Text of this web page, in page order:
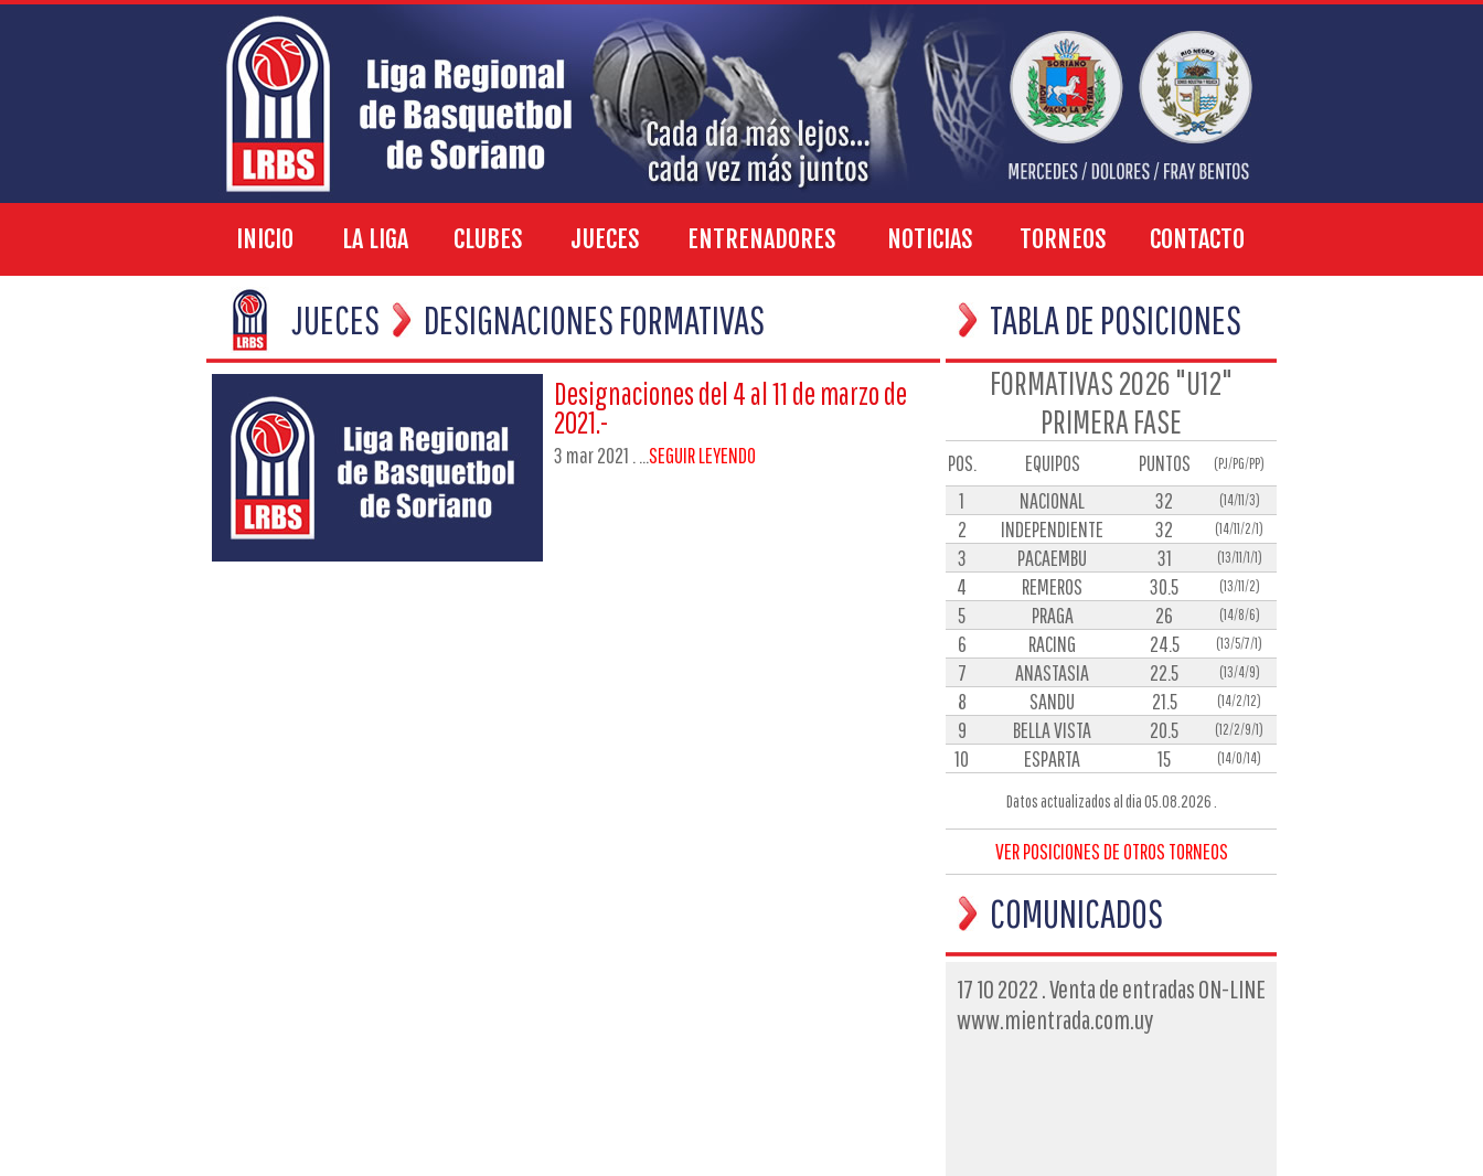
INICIO LA LIGA CLUBES JUECES ENTRENADORES NOTICIAS TORNEOS CONTACTO
JUECES DESIGNACIONES FORMATIVAS
Designaciones del 4 al 11 de marzo de
2021.-
3 mar 2021 . ...SEGUIR LEYENDO
TABLA DE POSICIONES
FORMATIVAS 2026 "U12"
PRIMERA FASE
POS. EQUIPOS PUNTOS (PJ/PG/PP)
1 NACIONAL 32 (14/11/3)
2 INDEPENDIENTE 32 (14/11/2/1)
3 PACAEMBU 31 (13/11/1/1)
4 REMEROS 30.5 (13/11/2)
5 PRAGA 26 (14/8/6)
6 RACING 24.5 (13/5/7/1)
7 ANASTASIA 22.5 (13/4/9)
8 SANDU 21.5 (14/2/12)
9 BELLA VISTA 20.5 (12/2/9/1)
10 ESPARTA 15 (14/0/14)
Datos actualizados al dia 05.08.2026 .
VER POSICIONES DE OTROS TORNEOS
COMUNICADOS